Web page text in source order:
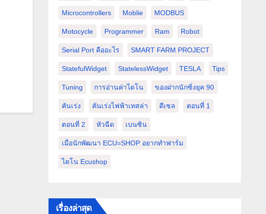
Microcontrollers Moblie MODBUS
Motocycle Programmer Ram Robot
Serial Port คืออะไร SMART FARM PROJECT
StatefulWidget StatelessWidget TESLA Tips
Tuning การอ่านค่าไดโน ของฝากนักซิ่งยุค 90
คันเร่ง คันเร่งไฟฟ้าเทสล่า ดีเซล ตอนที่ 1
ตอนที่ 2 หัวฉีด เบนซิน
เมื่อนักพัฒนา ECU=SHOP อยากทำฟาร์ม
ไดโน Ecushop
เรื่องล่าสุด